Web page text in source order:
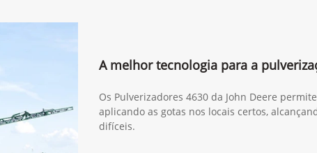
A melhor tecnologia para a
Os Pulverizadores 4630 da John Deere
aplicando as gotas nos locais certos,
difíceis.